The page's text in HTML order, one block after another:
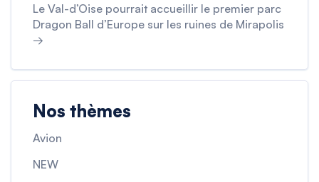
Le Val-d’Oise pourrait accueillir le premier parc
Dragon Ball d’Europe sur les ruines de Mirapolis
→
Nos thèmes
Avion
NEW